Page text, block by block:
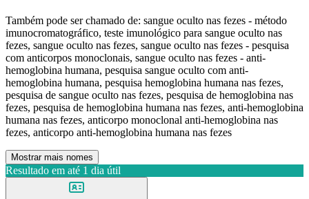
Também pode ser chamado de: sangue oculto nas fezes - método
imunocromatográfico, teste imunológico para sangue oculto nas
fezes, sangue oculto nas fezes, sangue oculto nas fezes - pesquisa
com anticorpos monoclonais, sangue oculto nas fezes - anti-
hemoglobina humana, pesquisa sangue oculto com anti-
hemoglobina humana, pesquisa hemoglobina humana nas fezes,
pesquisa de sangue oculto nas fezes, pesquisa de hemoglobina nas
fezes, pesquisa de hemoglobina humana nas fezes, anti-hemoglobina
humana nas fezes, anticorpo monoclonal anti-hemoglobina nas
fezes, anticorpo anti-hemoglobina humana nas fezes
Mostrar mais nomes
Resultado em até 1 dia útil